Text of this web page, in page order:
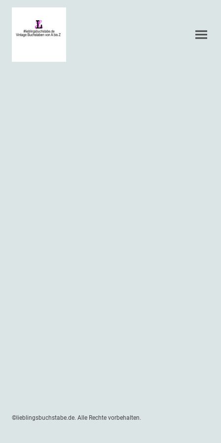
©lieblingsbuchstabe.de. Alle Rechte vorbehalten.